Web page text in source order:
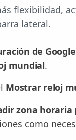
flexibilidad,
lateral.
de
mundial.
Mostrar reloj
zona horaria
como